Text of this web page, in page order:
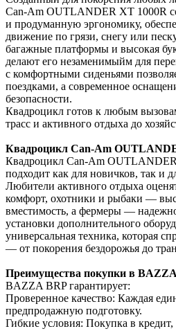
Can-Am OUTLANDER XT 1000R
и продуманную эргономику,
движение по грязи, снегу или
багажные платформы и высокая
делают его незаменимыйм для
с комфортными сиденьями
поездками, а современное
безопасности.
Квадроцикл готов к любым
трасс и активного отдыха до
Квадроцикл Can-Am
Квадроцикл Can-Am
подходит как для новичков, так и
Любители активного отдыха
комфорт, охотники и рыбаки —
вместимость, а фермеры —
установки дополнительного
универсальная техника, которая
— от покорения бездорожья до
Преимущества покупки в
BAZZA BRP гарантирует:
Проверенное качество: Каждая
предпродажную подготовку.
Гибкие условия: Покупка в кредит,